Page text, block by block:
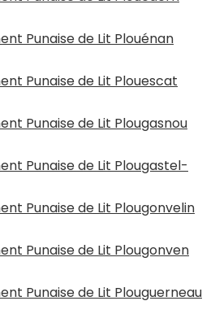
Punaise de Lit Plouénan
Punaise de Lit Plouescat
Punaise de Lit Plougasnou
Punaise de Lit Plougastel-
Punaise de Lit Plougonvelin
Punaise de Lit Plougonven
Punaise de Lit Plouguerneau